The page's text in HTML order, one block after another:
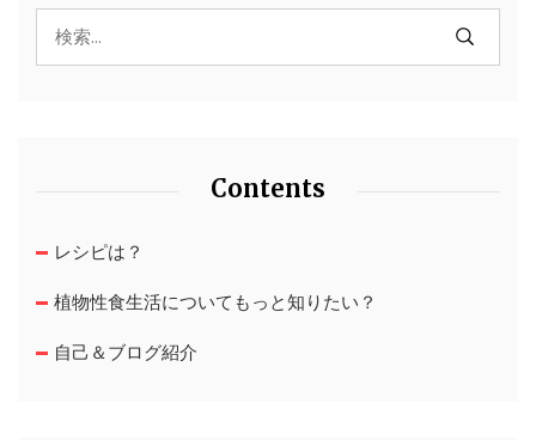
Contents
レシピは？
植物性食生活についてもっと知りたい？
自己＆ブログ紹介